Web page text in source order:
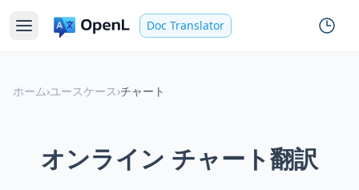
Doc Translator
ホーム›ユースケース›チャート
オンライン チャート翻訳